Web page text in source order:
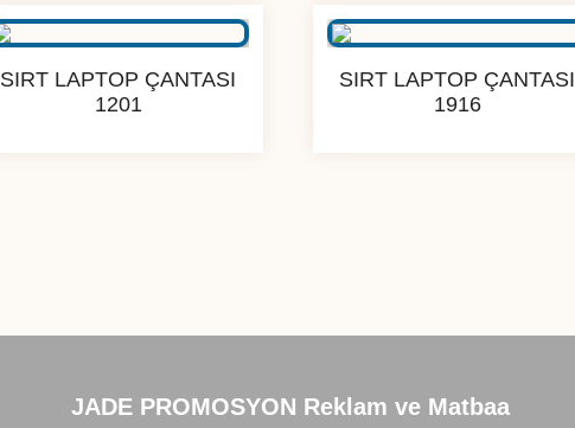
SIRT LAPTOP ÇANTASI
1201
SIRT LAPTOP ÇANTASI
1916
JADE PROMOSYON Reklam ve Matbaa